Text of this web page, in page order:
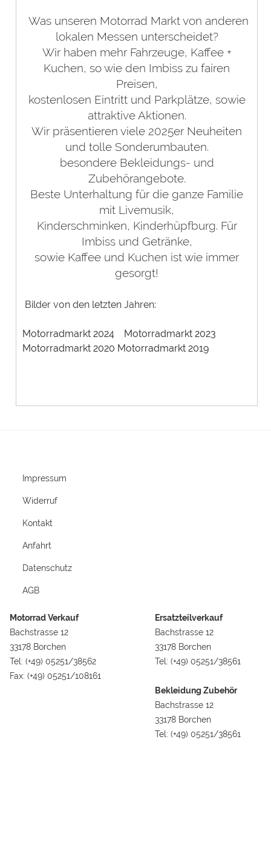
Was unseren Motorrad Markt von anderen
lokalen Messen unterscheidet?
Wir haben mehr Fahrzeuge, Kaffee +
Kuchen, so wie den Imbiss zu fairen
Preisen,
kostenlosen Eintritt und Parkplätze, sowie
attraktive Aktionen.
Wir präsentieren viele 2025er Neuheiten
und tolle Sonderumbauten.
besondere Bekleidungs- und
Zubehörangebote.
Beste Unterhaltung für die ganze Familie
mit Livemusik,
Kinderschminken, Kinderhüpfburg. Für
Imbiss und Getränke,
sowie Kaffee und Kuchen ist wie immer
gesorgt!
Bilder von den letzten Jahren:
Motorradmarkt 2024
Motorradmarkt 2023
Motorradmarkt 2020 Motorradmarkt 2019
Impressum
Widerruf
Kontakt
Anfahrt
Datenschutz
AGB
Motorrad Verkauf
Bachstrasse 12
33178 Borchen
Tel: (+49) 05251/38562
Fax: (+49) 05251/108161
Ersatzteilverkauf
Bachstrasse 12
33178 Borchen
Tel: (+49) 05251/38561
Bekleidung Zubehör
Bachstrasse 12
33178 Borchen
Tel: (+49) 05251/38561